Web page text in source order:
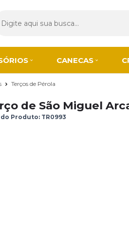
CANECAS
Terços de Pérola
de São Miguel
do Produto: TR0993